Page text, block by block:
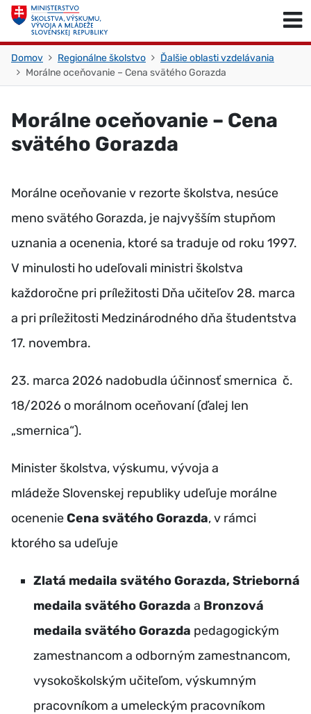
Skočiť na obsah
Domov Regionálne školstvo
Ďalšie oblasti vzdelávania
Morálne oceňovanie – Cena svätého Gorazda
Morálne oceňovanie – Cena
svätého Gorazda
Morálne oceňovanie v rezorte školstva, nesúce
meno svätého Gorazda, je najvyšším stupňom
uznania a ocenenia, ktoré sa traduje od roku 1997.
V minulosti ho udeľovali ministri školstva
každoročne pri príležitosti Dňa učiteľov 28. marca
a pri príležitosti Medzinárodného dňa študentstva
17. novembra.
23. marca 2026 nadobudla účinnosť smernica č.
18/2026 o morálnom oceňovaní (ďalej len
„smernica“).
Minister školstva, výskumu, vývoja a
mládeže Slovenskej republiky udeľuje morálne
ocenenieCena svätého Gorazda, v rámci
ktorého sa udeľuje
Zlatá medaila svätého Gorazda, Strieborná
medaila svätého Gorazda a Bronzová
medaila svätého Gorazda pedagogickým
zamestnancom a odborným zamestnancom,
vysokoškolským učiteľom, výskumným
pracovníkom a umeleckým pracovníkom
Skočiť na začiatok stránky